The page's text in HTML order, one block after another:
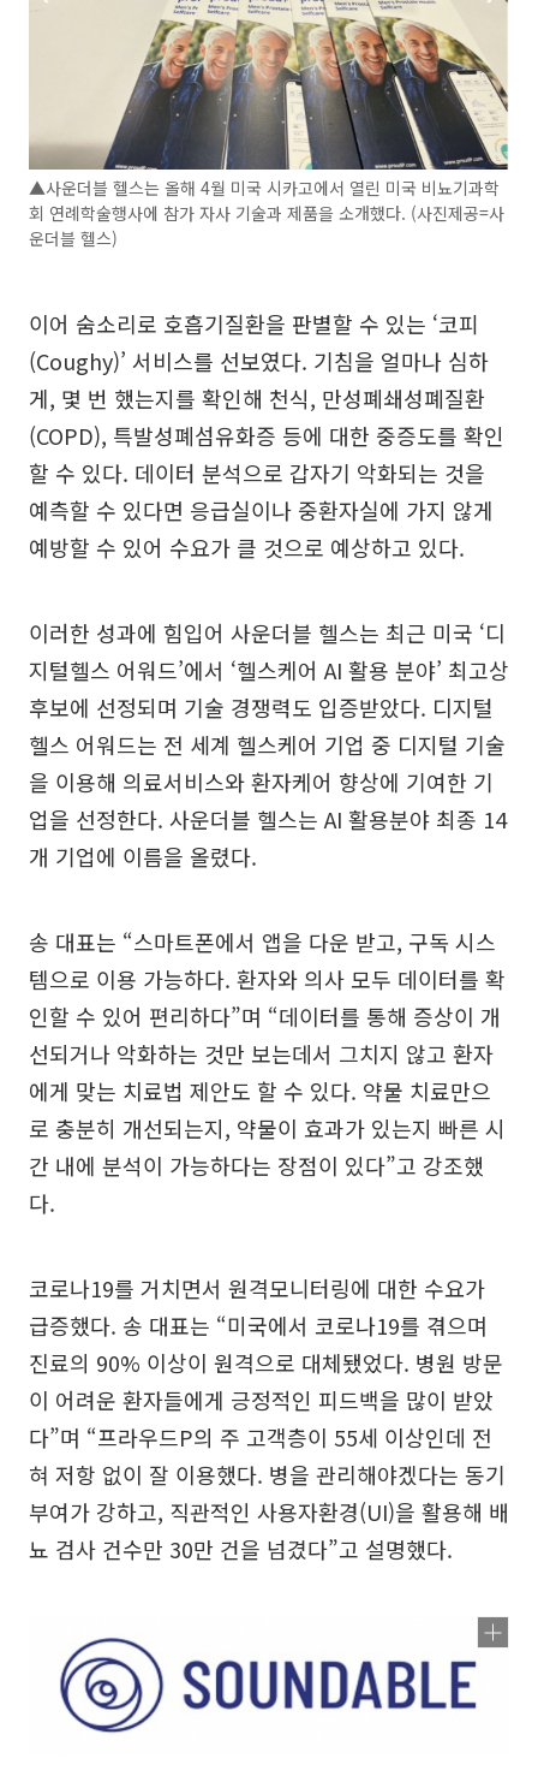
▲사운더블 헬스는 올해 4월 미국 시카고에서 열린 미국 비뇨기과학
회 연례학술행사에 참가 자사 기술과 제품을 소개했다. (사진제공=사
운더블 헬스)
이어 숨소리로 호흡기질환을 판별할 수 있는 ‘코피
(Coughy)’ 서비스를 선보였다. 기침을 얼마나 심하
게, 몇 번 했는지를 확인해 천식, 만성폐쇄성폐질환
(COPD), 특발성폐섬유화증 등에 대한 중증도를 확인
할 수 있다. 데이터 분석으로 갑자기 악화되는 것을
예측할 수 있다면 응급실이나 중환자실에 가지 않게
예방할 수 있어 수요가 클 것으로 예상하고 있다.
이러한 성과에 힘입어 사운더블 헬스는 최근 미국 ‘디
지털헬스 어워드’에서 ‘헬스케어 AI 활용 분야’ 최고상
후보에 선정되며 기술 경쟁력도 입증받았다. 디지털
헬스 어워드는 전 세계 헬스케어 기업 중 디지털 기술
을 이용해 의료서비스와 환자케어 향상에 기여한 기
업을 선정한다. 사운더블 헬스는 AI 활용분야 최종 14
개 기업에 이름을 올렸다.
송 대표는 “스마트폰에서 앱을 다운 받고, 구독 시스
템으로 이용 가능하다. 환자와 의사 모두 데이터를 확
인할 수 있어 편리하다”며 “데이터를 통해 증상이 개
선되거나 악화하는 것만 보는데서 그치지 않고 환자
에게 맞는 치료법 제안도 할 수 있다. 약물 치료만으
로 충분히 개선되는지, 약물이 효과가 있는지 빠른 시
간 내에 분석이 가능하다는 장점이 있다”고 강조했
다.
코로나19를 거치면서 원격모니터링에 대한 수요가
급증했다. 송 대표는 “미국에서 코로나19를 겪으며
진료의 90% 이상이 원격으로 대체됐었다. 병원 방문
이 어려운 환자들에게 긍정적인 피드백을 많이 받았
다”며 “프라우드P의 주 고객층이 55세 이상인데 전
혀 저항 없이 잘 이용했다. 병을 관리해야겠다는 동기
부여가 강하고, 직관적인 사용자환경(UI)을 활용해 배
뇨 검사 건수만 30만 건을 넘겼다”고 설명했다.